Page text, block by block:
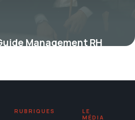
Management RH
RUBRIQUES
LE
MÉDIA